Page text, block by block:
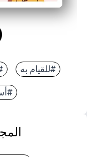
#للقيام به